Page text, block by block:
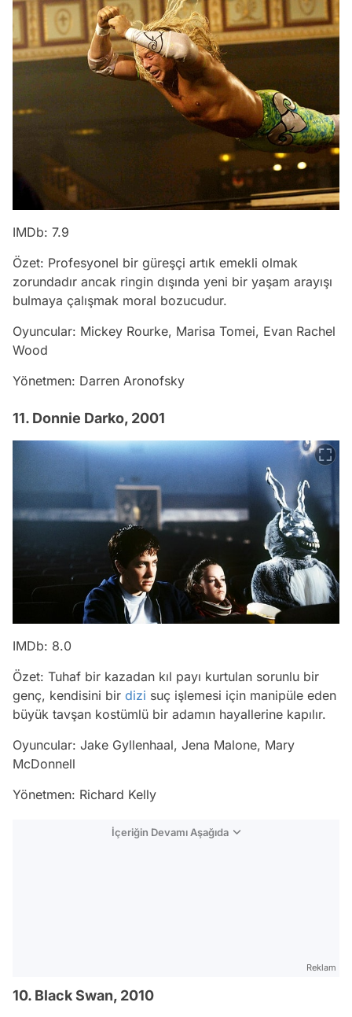
IMDb: 7.9
Özet: Profesyonel bir güreşçi artık emekli olmak
zorundadır ancak ringin dışında yeni bir yaşam arayışı
bulmaya çalışmak moral bozucudur.
Oyuncular: Mickey Rourke, Marisa Tomei, Evan Rachel
Wood
Yönetmen: Darren Aronofsky
11. Donnie Darko, 2001
IMDb: 8.0
Özet: Tuhaf bir kazadan kıl payı kurtulan sorunlu bir
genç, kendisini bir dizi suç işlemesi için manipüle eden
büyük tavşan kostümlü bir adamın hayallerine kapılır.
Oyuncular: Jake Gyllenhaal, Jena Malone, Mary
McDonnell
Yönetmen: Richard Kelly
İçeriğin Devamı Aşağıda
Reklam
10. Black Swan, 2010